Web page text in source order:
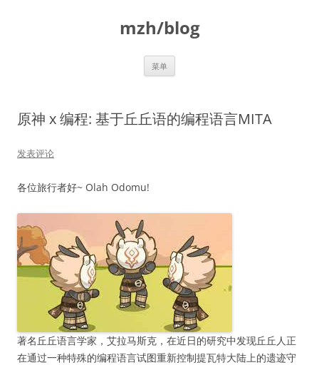
mzh/blog
菜单
原神 x 编程: 基于丘丘语的编程语言MITA
发表评论
各位旅行者好~ Olah Odomu!
著名丘丘语言学家，艾拉马斯克，在近日的研究中发现丘丘人正
在通过一种特殊的编程语言试图重新控制提瓦特大陆上的遗迹守